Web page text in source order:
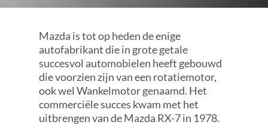
Mazda is tot op heden de enige
autofabrikant die in grote getale
succesvol automobielen heeft gebouwd
die voorzien zijn van een rotatiemotor,
ook wel Wankelmotor genaamd. Het
commerciële succes kwam met het
uitbrengen van de Mazda RX-7 in 1978.